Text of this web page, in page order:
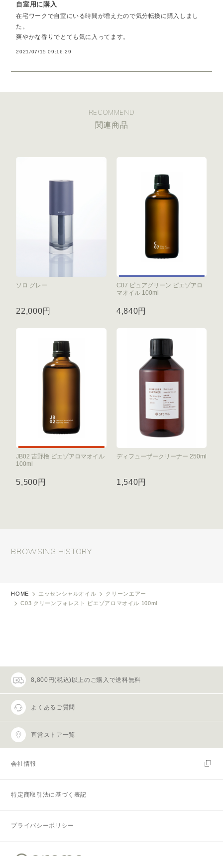
自室用に購入
在宅ワークで自室にいる時間が増えたので気分転換に購入しまし
た。
爽やかな香りでとても気に入ってます。
2021/07/15 09:16:29
RECOMMEND
関連商品
ソロ グレー
22,000円
C07 ピュアグリーン ピエゾアロ
マオイル 100ml
4,840円
JB02 吉野檜 ピエゾアロマオイル
100ml
5,500円
ディフューザークリーナー 250ml
1,540円
BROWSING HISTORY
HOME エッセンシャルオイル
クリーンエアー
C03 クリーンフォレスト ピエゾアロマオイル 100ml
8,800円(税込)以上のご購入で送料無料
よくあるご質問
直営ストア一覧
会社情報
特定商取引法に基づく表記
プライバシーポリシー